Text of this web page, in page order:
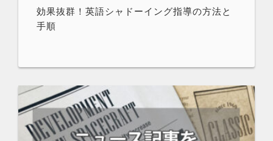
効果抜群！英語シャドーイング指導の方法と
手順